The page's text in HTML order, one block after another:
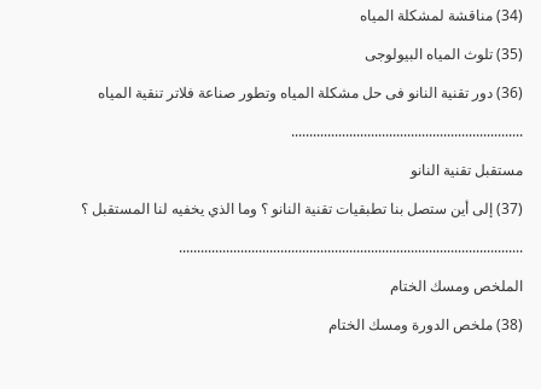
(34) مناقشة لمشكلة المياه
(35) تلوث المياه البيولوجى
(36) دور تقنية النانو فى حل مشكلة المياه وتطور صناعة فلاتر تنقية المياه
................................................................
مستقبل تقنية النانو
(37) إلى أين ستصل بنا تطبقيات تقنية النانو ؟ وما الذي يخفيه لنا المستقبل ؟
...............................................................................................
الملخص ومسك الختام
(38) ملخص الدورة ومسك الختام